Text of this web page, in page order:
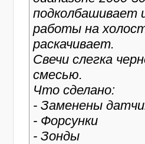
подколбашивает
работы на
раскачивает.
Свечи слегка
смесью.
Что сделано:
- Заменены
- Форсунки
- Зонды